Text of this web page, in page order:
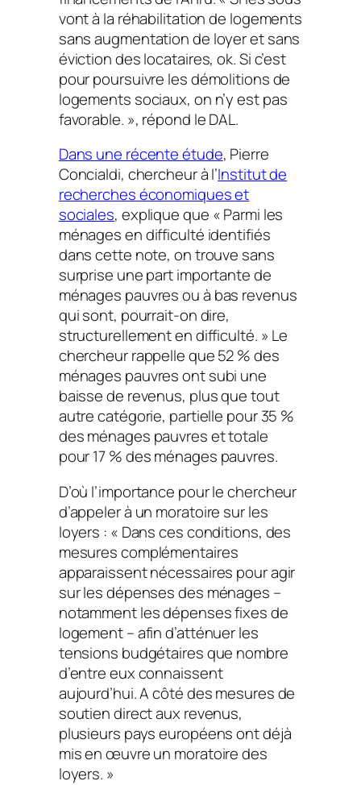
vont à la réhabilitation de logements
sans augmentation de loyer et sans
éviction des locataires, ok. Si c’est
pour poursuivre les démolitions de
logements sociaux, on n’y est pas
favorable. », répond le DAL.
Dans une récente étude, Pierre
Concialdi, chercheur à l’Institut de
recherches économiques et
sociales, explique que « Parmi les
ménages en difficulté identifiés
dans cette note, on trouve sans
surprise une part importante de
ménages pauvres ou à bas revenus
qui sont, pourrait-on dire,
structurellement en difficulté. » Le
chercheur rappelle que 52 % des
ménages pauvres ont subi une
baisse de revenus, plus que tout
autre catégorie, partielle pour 35 %
des ménages pauvres et totale
pour 17 % des ménages pauvres.
D’où l’importance pour le chercheur
d’appeler à un moratoire sur les
loyers : « Dans ces conditions, des
mesures complémentaires
apparaissent nécessaires pour agir
sur les dépenses des ménages –
notamment les dépenses fixes de
logement – afin d’atténuer les
tensions budgétaires que nombre
d’entre eux connaissent
aujourd’hui. A côté des mesures de
soutien direct aux revenus,
plusieurs pays européens ont déjà
mis en œuvre un moratoire des
loyers. »